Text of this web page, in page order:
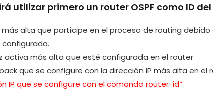
utilizar primero un router OSPF como ID
alta que participe en el proceso de routing debido
activa más alta que esté configurada en el router
que se configure con la dirección IP más alta en el
IP que se configure con el comando router-id*